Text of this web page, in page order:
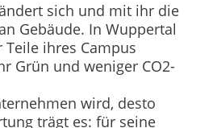
sich und mit ihr die
Gebäude. In Wuppertal
ihres Campus
Grün und weniger CO2-
wird, desto
trägt es: für seine